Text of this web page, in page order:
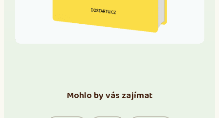
Mohlo by vás zajímat